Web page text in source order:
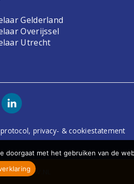
Gelderland
Overijssel
Utrecht
, privacy- & cookiestatement
STUDIOVIV.NL
met het gebruiken van de